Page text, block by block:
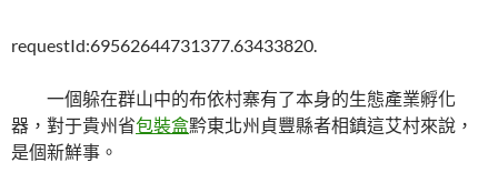
requestId:69562644731377.63433820.
一個躲在群山中的布依村寨有了本身的生態產業孵化
器，對于貴州省包裝盒黔東北州貞豐縣者相鎮這艾村來說，
是個新鮮事。